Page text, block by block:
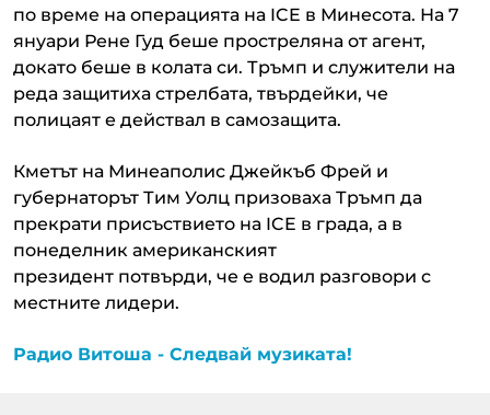
по време на операцията на ICE в Минесота. На 7
януари Рене Гуд беше простреляна от агент,
докато беше в колата си. Тръмп и служители на
реда защитиха стрелбата, твърдейки, че
полицаят е действал в самозащита.
Кметът на Минеаполис Джейкъб Фрей и
губернаторът Тим ​​Уолц призоваха Тръмп да
прекрати присъствието на ICE в града, а в
понеделник американският
президент потвърди, че е водил разговори с
местните лидери.
Радио Витоша - Следвай музиката!